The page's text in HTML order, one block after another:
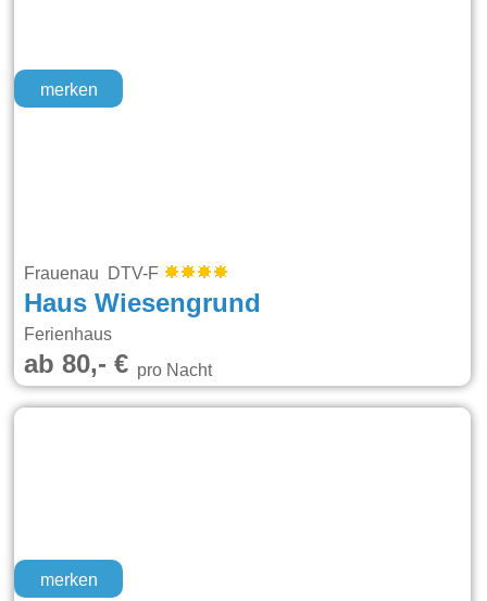
merken
Frauenau DTV-F
Haus Wiesengrund
Ferienhaus
ab 80,- €pro Nacht
merken